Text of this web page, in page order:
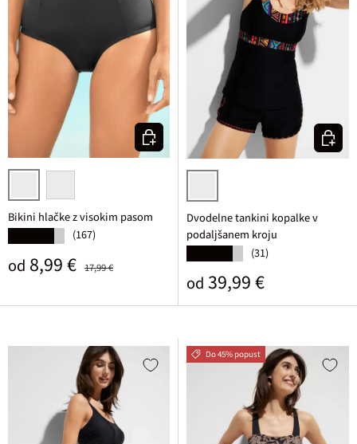
črna opalno zelena
Bikini hlačke z visokim pasom
(167)
Prodajna cena
od 8,99 € 17,99 €
Izberi varianto
črna grafična
Dvodelne tankini kopalke v
podaljšanem kroju
(31)
Običajna cena
od 39,99 €
Izberi
Do 45% popust